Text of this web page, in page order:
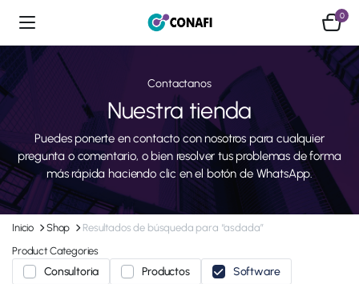
0
Contactanos
Nuestra tienda
Puedes ponerte en contacto con nosotros para cualquier
pregunta o comentario, o bien resolver tus problemas de forma
más rápida haciendo clic en el botón de WhatsApp.
Inicio Shop
Resultados de búsqueda para “asdada”
Product Categories
Consultoria Productos Software